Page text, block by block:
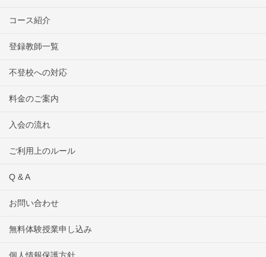
コース紹介
登録教師一覧
不登校への対応
料金のご案内
入会の流れ
ご利用上のルール
Q & A
お問い合わせ
無料体験授業申し込み